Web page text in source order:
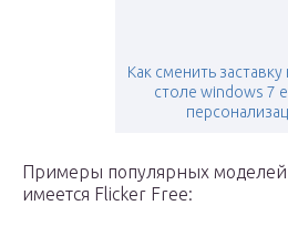
Как сменить
столе windows 7
Примеры популярных моделей
имеется Flicker Free: